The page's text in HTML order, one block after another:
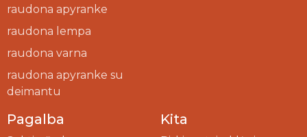
raudona apyranke
raudona lempa
raudona varna
raudona apyranke su
deimantu
Pagalba Kita